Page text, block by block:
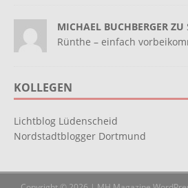
MICHAEL BUCHBERGER ZU
Rünthe – einfach
KOLLEGEN
Lichtblog Lüdenscheid
Nordstadtblogger Dortmund